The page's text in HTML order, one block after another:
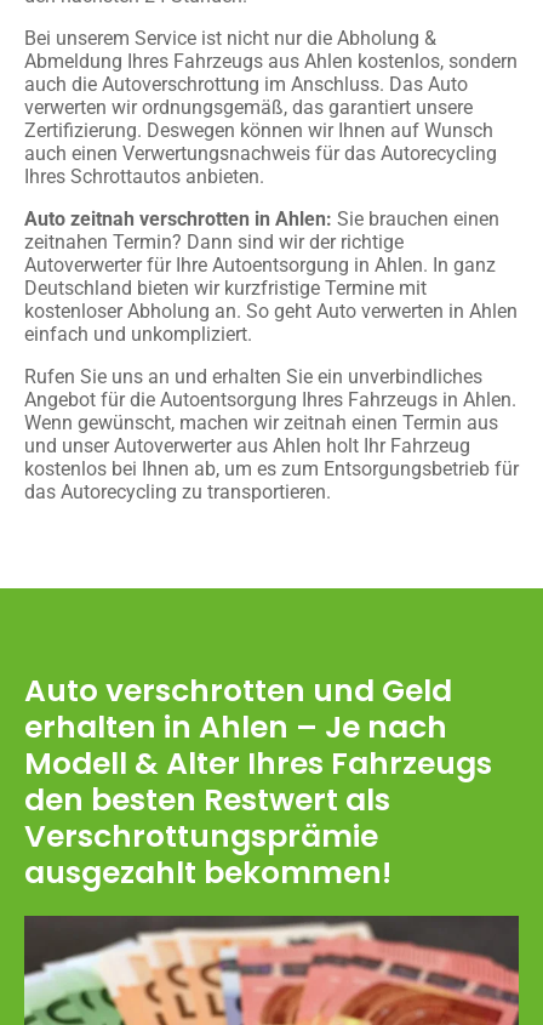
Bei unserem Service ist nicht nur die Abholung &
Abmeldung Ihres Fahrzeugs aus Ahlen kostenlos, sondern
auch die Autoverschrottung im Anschluss. Das Auto
verwerten wir ordnungsgemäß, das garantiert unsere
Zertifizierung. Deswegen können wir Ihnen auf Wunsch
auch einen Verwertungsnachweis für das Autorecycling
Ihres Schrottautos anbieten.
Auto zeitnah verschrotten in Ahlen: Sie brauchen einen
zeitnahen Termin? Dann sind wir der richtige
Autoverwerter für Ihre Autoentsorgung in Ahlen. In ganz
Deutschland bieten wir kurzfristige Termine mit
kostenloser Abholung an. So geht Auto verwerten in Ahlen
einfach und unkompliziert.
Rufen Sie uns an und erhalten Sie ein unverbindliches
Angebot für die Autoentsorgung Ihres Fahrzeugs in Ahlen.
Wenn gewünscht, machen wir zeitnah einen Termin aus
und unser Autoverwerter aus Ahlen holt Ihr Fahrzeug
kostenlos bei Ihnen ab, um es zum Entsorgungsbetrieb für
das Autorecycling zu transportieren.
Auto verschrotten und Geld
erhalten in Ahlen – Je nach
Modell & Alter Ihres Fahrzeugs
den besten Restwert als
Verschrottungsprämie
ausgezahlt bekommen!